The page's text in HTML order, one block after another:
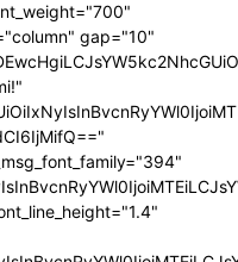
gap="10"